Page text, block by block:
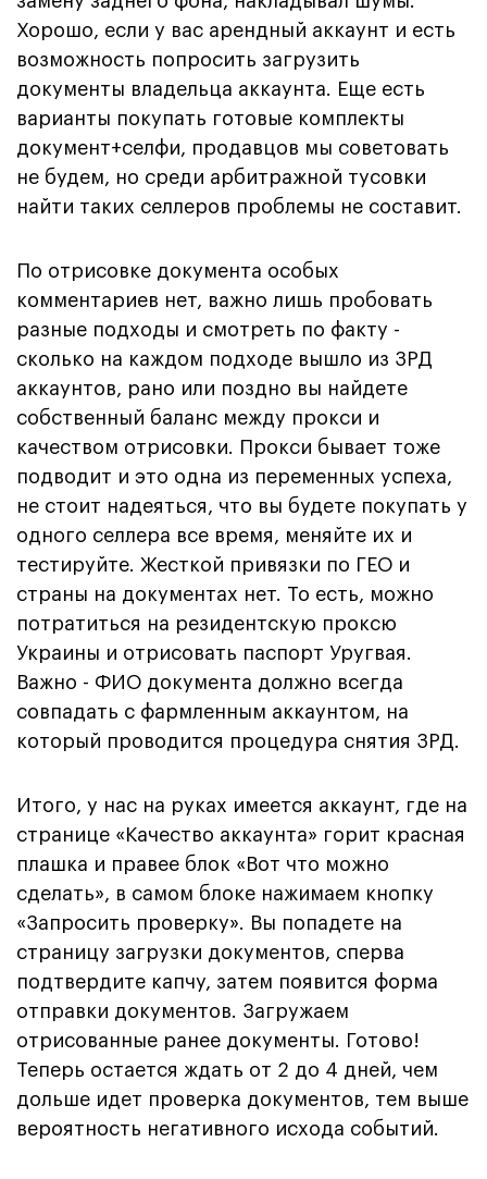
Хорошо, если у вас арендный аккаунт и есть
возможность попросить загрузить
документы владельца аккаунта. Еще есть
варианты покупать готовые комплекты
документ+селфи, продавцов мы советовать
не будем, но среди арбитражной тусовки
найти таких селлеров проблемы не составит.
По отрисовке документа особых
комментариев нет, важно лишь пробовать
разные подходы и смотреть по факту -
сколько на каждом подходе вышло из ЗРД
аккаунтов, рано или поздно вы найдете
собственный баланс между прокси и
качеством отрисовки. Прокси бывает тоже
подводит и это одна из переменных успеха,
не стоит надеяться, что вы будете покупать у
одного селлера все время, меняйте их и
тестируйте. Жесткой привязки по ГЕО и
страны на документах нет. То есть, можно
потратиться на резидентскую проксю
Украины и отрисовать паспорт Уругвая.
Важно - ФИО документа должно всегда
совпадать с фармленным аккаунтом, на
который проводится процедура снятия ЗРД.
Итого, у нас на руках имеется аккаунт, где на
странице «Качество аккаунта» горит красная
плашка и правее блок «Вот что можно
сделать», в самом блоке нажимаем кнопку
«Запросить проверку». Вы попадете на
страницу загрузки документов, сперва
подтвердите капчу, затем появится форма
отправки документов. Загружаем
отрисованные ранее документы. Готово!
Теперь остается ждать от 2 до 4 дней, чем
дольше идет проверка документов, тем выше
вероятность негативного исхода событий.